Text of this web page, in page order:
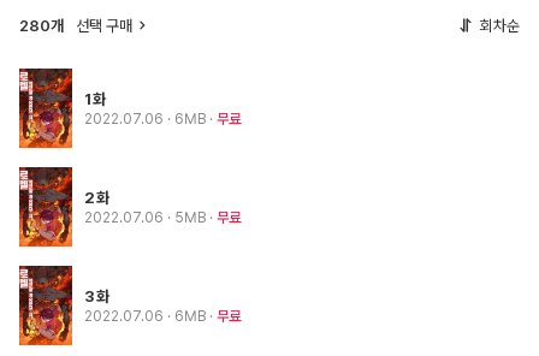
280개 선택 구매 회차순
1화
2022.07.06 · 6MB 무료
2화
2022.07.06 · 5MB 무료
3화
2022.07.06 · 6MB 무료